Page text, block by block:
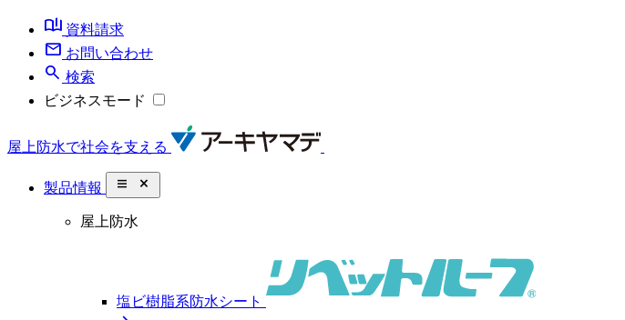
book_ribbon 資料請求
mail お問い合わせ
search 検索
ビジネスモード
屋上防水で社会を支える
製品情報 close_small
屋上防水
塩ビ樹脂系防水シート